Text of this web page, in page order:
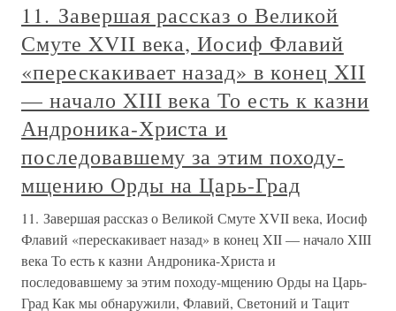
11. Завершая рассказ о Великой
Смуте XVII века, Иосиф Флавий
«перескакивает назад» в конец XII
— начало XIII века То есть к казни
Андроника-Христа и
последовавшему за этим походу-
мщению Орды на Царь-Град
11. Завершая рассказ о Великой Смуте XVII века, Иосиф
Флавий «перескакивает назад» в конец XII — начало XIII
века То есть к казни Андроника-Христа и
последовавшему за этим походу-мщению Орды на Царь-
Град Как мы обнаружили, Флавий, Светоний и Тацит